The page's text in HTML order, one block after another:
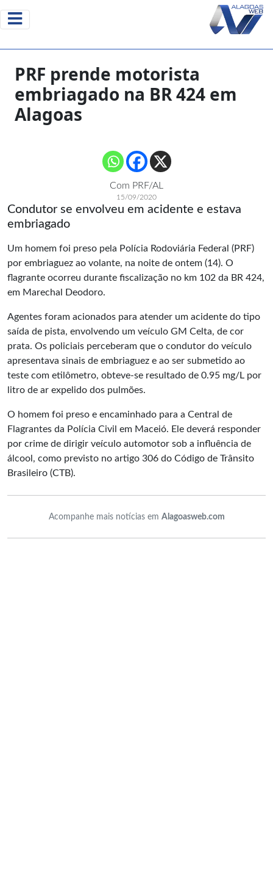
PRF prende motorista
embriagado na BR 424 em
Alagoas
Com PRF/AL
15/09/2020
Condutor se envolveu em acidente e estava
embriagado
Um homem foi preso pela Polícia Rodoviária Federal (PRF)
por embriaguez ao volante, na noite de ontem (14). O
flagrante ocorreu durante fiscalização no km 102 da BR 424,
em Marechal Deodoro.
Agentes foram acionados para atender um acidente do tipo
saída de pista, envolvendo um veículo GM Celta, de cor
prata. Os policiais perceberam que o condutor do veículo
apresentava sinais de embriaguez e ao ser submetido ao
teste com etilômetro, obteve-se resultado de 0.95 mg/L por
litro de ar expelido dos pulmões.
O homem foi preso e encaminhado para a Central de
Flagrantes da Polícia Civil em Maceió. Ele deverá responder
por crime de dirigir veículo automotor sob a influência de
álcool, como previsto no artigo 306 do Código de Trânsito
Brasileiro (CTB).
Acompanhe mais notícias em Alagoasweb.com